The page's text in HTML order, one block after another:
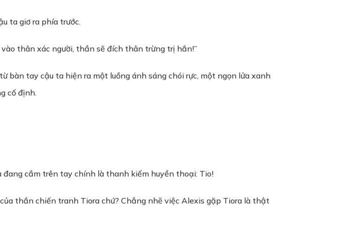
ta giơ ra phía trước.
thân xác người, thần sẽ đích thân trừng trị hắn!”
bàn tay cậu ta hiện ra một luồng ánh sáng chói rực, một ngọn lửa xanh
cố định.
cầm trên tay chính là thanh kiếm huyền thoại: Tio!
thần chiến tranh Tiora chứ? Chẳng nhẽ việc Alexis gặp Tiora là thật